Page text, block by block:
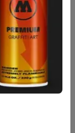
Ft
Ft
Ft